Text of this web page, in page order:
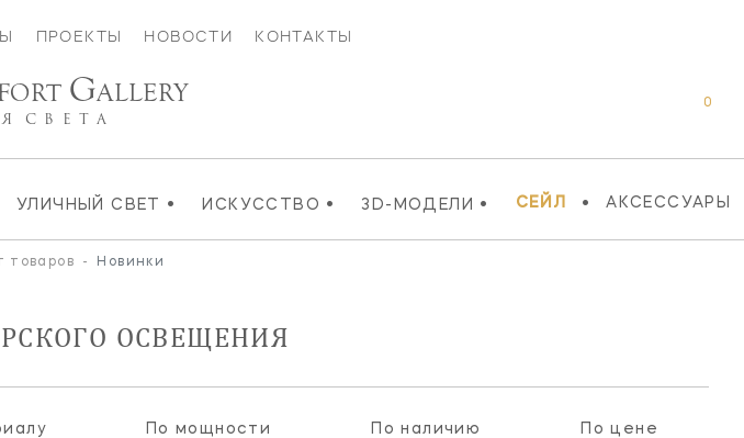
ПРОЕКТЫ НОВОСТИ КОНТАКТЫ
УЛИЧНЫЙ СВЕТ • ИСКУССТВО • 3D-МОДЕЛИ • СЕЙЛ • АКСЕССУАРЫ
0
GALLERY
СВЕТА
товаров - Новинки
ОСВЕЩЕНИЯ
По мощности По наличию По цене